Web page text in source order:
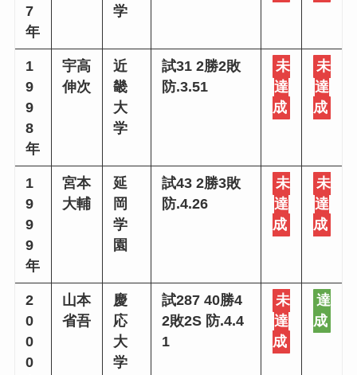
7
年
学
1
9
9
8
年
宇高
伸次
近
畿
大
学
試31 2勝2敗
防.3.51
未
達
成
未
達
成
1
9
9
9
年
宮本
大輔
延
岡
学
園
試43 2勝3敗
防.4.26
未
達
成
未
達
成
2
0
0
0
山本
省吾
慶
応
大
学
試287 40勝4
2敗2S 防.4.4
1
未
達
成
達
成